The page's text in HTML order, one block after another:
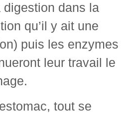
dans la
qu’il y ait une
puis les enzymes
leur travail le
tout se